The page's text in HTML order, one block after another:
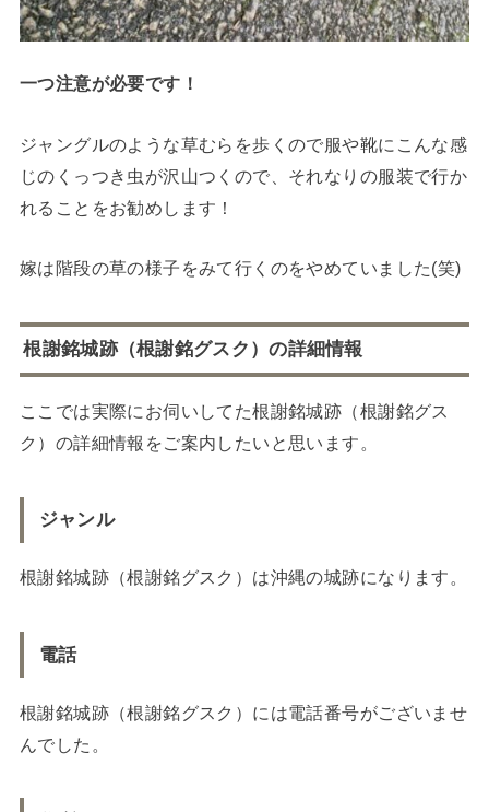
一つ注意が必要です！
ジャングルのような草むらを歩くので服や靴にこんな感
じのくっつき虫が沢山つくので、それなりの服装で行か
れることをお勧めします！
嫁は階段の草の様子をみて行くのをやめていました(笑)
根謝銘城跡（根謝銘グスク）の詳細情報
ここでは実際にお伺いしてた根謝銘城跡（根謝銘グス
ク）の詳細情報をご案内したいと思います。
ジャンル
根謝銘城跡（根謝銘グスク）は沖縄の城跡になります。
電話
根謝銘城跡（根謝銘グスク）には電話番号がございませ
んでした。